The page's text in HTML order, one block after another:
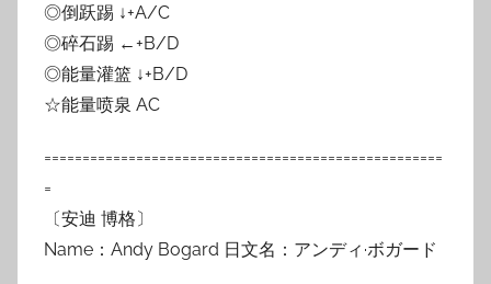
◎倒跃踢 ↓+A/C
◎碎石踢 ←+B/D
◎能量灌篮 ↓+B/D
☆能量喷泉 AC
====================================================
=
〔安迪 博格〕
Name：Andy Bogard 日文名：アンディ·ボガード